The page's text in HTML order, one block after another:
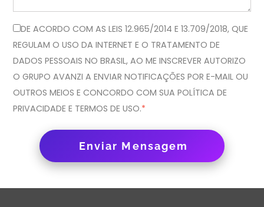
DE ACORDO COM AS LEIS 12.965/2014 E 13.709/2018, QUE
REGULAM O USO DA INTERNET E O TRATAMENTO DE
DADOS PESSOAIS NO BRASIL, AO ME INSCREVER AUTORIZO
O GRUPO AVANZI A ENVIAR NOTIFICAÇÕES POR E-MAIL OU
OUTROS MEIOS E CONCORDO COM SUA POLÍTICA DE
PRIVACIDADE E TERMOS DE USO.*
Enviar Mensagem